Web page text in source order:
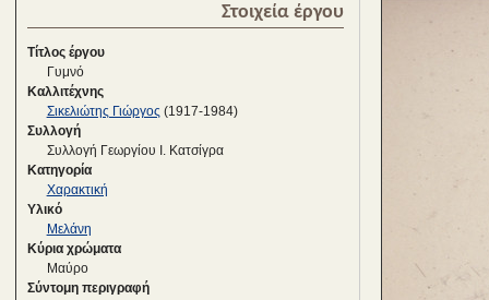
Στοιχεία έργου
Τίτλος έργου
Γυμνό
Καλλιτέχνης
Σικελιώτης Γιώργος (1917-1984)
Συλλογή
Συλλογή Γεωργίου Ι. Κατσίγρα
Κατηγορία
Χαρακτική
Υλικό
Μελάνη
Κύρια χρώματα
Μαύρο
Σύντομη περιγραφή